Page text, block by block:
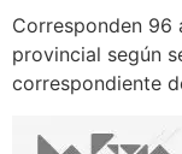
Corresponden 96
provincial según
correspondiente